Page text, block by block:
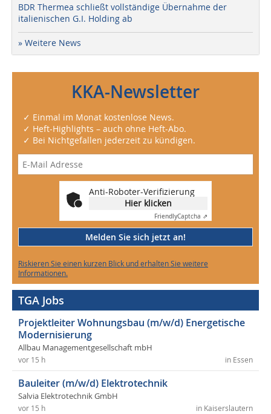
BDR Thermea schließt vollständige Übernahme der
italienischen G.I. Holding ab
» Weitere News
KKA-Newsletter
✓ Einmal im Monat kostenlose News.
✓ Heft-Highlights – auch ohne Heft-Abo.
✓ Bei Nichtgefallen jederzeit zu kündigen.
Anti-Roboter-Verifizierung
Hier klicken
FriendlyCaptcha ⇗
Melden Sie sich jetzt an!
Riskieren Sie einen kurzen Blick und erhalten Sie weitere
Informationen.
TGA Jobs
Projektleiter Wohnungsbau (m/w/d) Energetische
Modernisierung
Allbau Managementgesellschaft mbH
in Essen
vor 15 h
Bauleiter (m/w/d) Elektrotechnik
Salvia Elektrotechnik GmbH
in Kaiserslautern
vor 15 h